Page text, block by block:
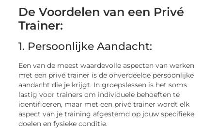
De Voordelen van een Privé
Trainer:
1. Persoonlijke Aandacht:
Een van de meest waardevolle aspecten van werken
met een privé trainer is de onverdeelde persoonlijke
aandacht die je krijgt. In groepslessen is het soms
lastig voor trainers om individuele behoeften te
identificeren, maar met een privé trainer wordt elk
aspect van je training afgestemd op jouw specifieke
doelen en fysieke conditie.